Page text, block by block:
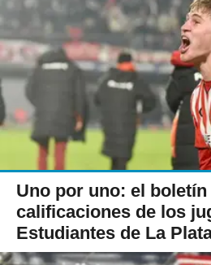
Uno por uno: el boletín
calificaciones de los
Estudiantes de La